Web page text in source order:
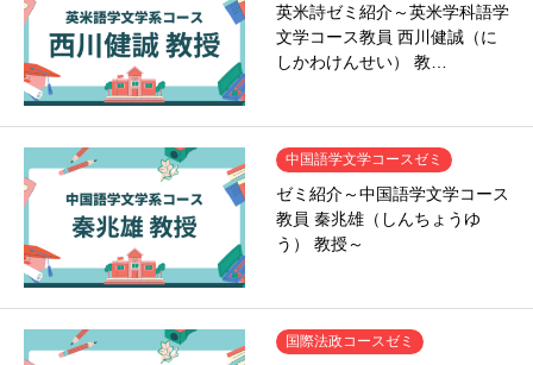
英米詩ゼミ紹介～英米学科語学
文学コース教員 西川健誠（に
しかわけんせい） 教…
中国語学文学コースゼミ
ゼミ紹介～中国語学文学コース
教員 秦兆雄（しんちょうゆ
う） 教授～
国際法政コースゼミ